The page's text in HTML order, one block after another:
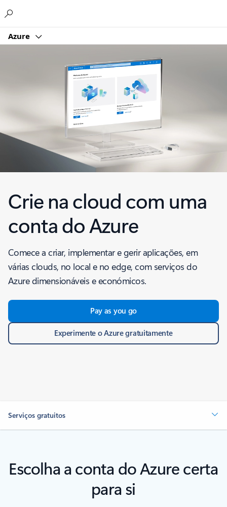
Azure
Crie na cloud com uma
conta do Azure
Comece a criar, implementar e gerir aplicações, em
várias clouds, no local e no edge, com serviços do
Azure dimensionáveis e económicos.
Pay as you go
Experimente o Azure gratuitamente
Serviços gratuitos
Escolha a conta do Azure certa
para si